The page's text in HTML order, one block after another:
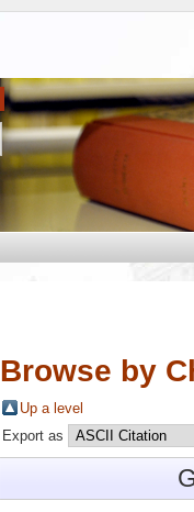
Browse by
Up a level
Export as